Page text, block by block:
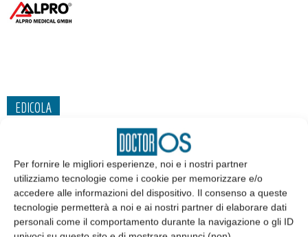
Per fornire le migliori esperienze, noi e i nostri partner
utilizziamo tecnologie come i cookie per memorizzare e/o
accedere alle informazioni del dispositivo. Il consenso a queste
tecnologie permetterà a noi e ai nostri partner di elaborare dati
personali come il comportamento durante la navigazione o gli ID
EDICOLA